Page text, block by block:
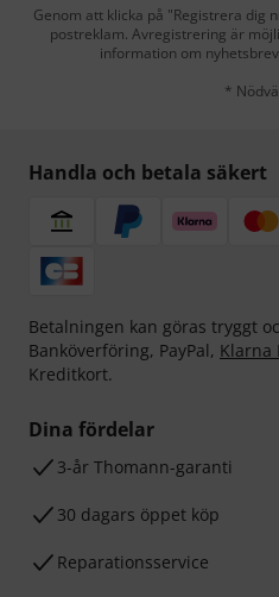
Genom att klicka på "Registrera dig
postreklam. Avregistrering är
information om
*
Handla och betala säkert
Betalningen kan göras tryggt
Banköverföring, PayPal, Klarna
Kreditkort.
Dina fördelar
3-år Thomann-garanti
30 dagars öppet köp
Reparationsservice